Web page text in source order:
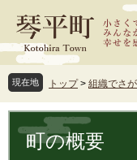
ジ
先
頭
で
ュ
を
飛
ば
現在地 トップ > 組織でさ
文 町の概要